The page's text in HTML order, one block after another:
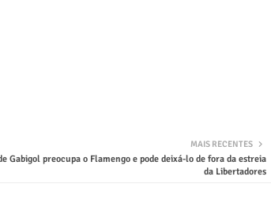
MAIS RECENTES
Gabigol preocupa o Flamengo e pode deixá-lo de fora da estreia
da Libertadores